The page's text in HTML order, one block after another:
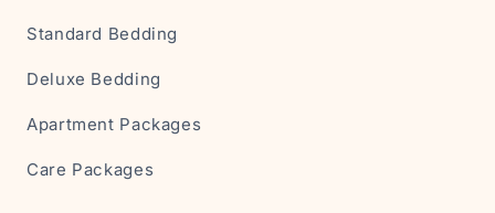
Standard Bedding
Deluxe Bedding
Apartment Packages
Care Packages